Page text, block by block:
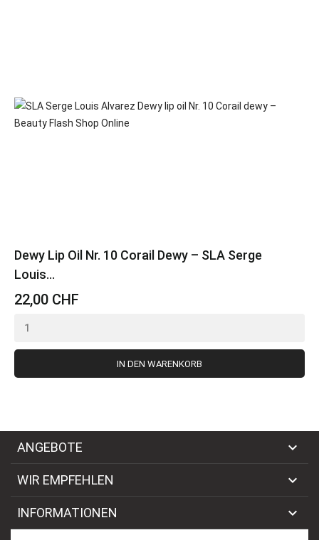
Dewy Lip Oil Nr. 10 Corail Dewy – SLA Serge
Louis...
22,00 CHF
IN DEN WARENKORB
ANGEBOTE 
WIR EMPFEHLEN 
INFORMATIONEN 